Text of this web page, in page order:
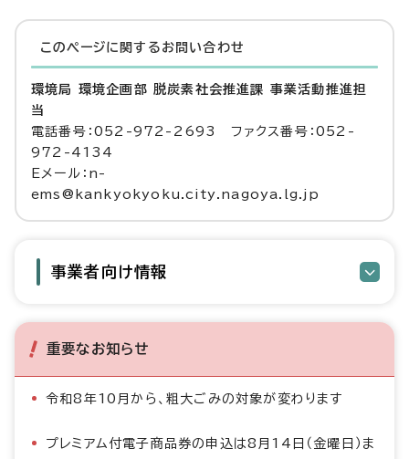
このページに関する お問い合わせ
環境局 環境企画部 脱炭素社会推進課 事業活動推進担
当
電話番号：052-972-2693 ファクス番号：052-
972-4134
Eメール：n-
ems@kankyokyoku.city.nagoya.lg.jp
事業者向け情報
重要なお知らせ
令和8年10月から、粗大ごみの対象が変わります
プレミアム付電子商品券の申込は8月14日（金曜日）ま